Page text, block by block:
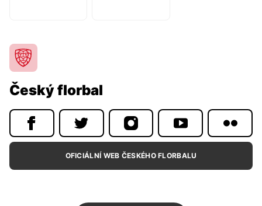
Český florbal
OFICIÁLNÍ WEB ČESKÉHO FLORBALU
Informace o utkání
Tabulka soutěže
Start98
Český florbal